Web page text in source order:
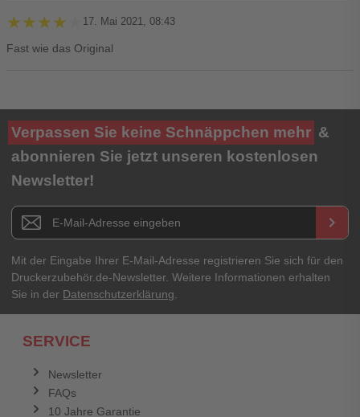
★★★★★
★★★★★ 17. Mai 2021, 08:43
Fast wie das Original
Ihre Bewertung**
★★★★★
Titel**
E-Mail-Adresse
Ihr Passwort
Verpassen Sie keine Schnäppchen mehr &
abonnieren Sie jetzt unseren kostenlosen
Newsletter!
Newsletter E-Mail Adresse keyboard_arrow_right
Mit der Eingabe Ihrer E-Mail-Adresse registrieren Sie sich für den
Druckerzubehör.de-Newsletter. Weitere Informationen erhalten
Sie in der Datenschutzerklärung
SERVICE
Newsletter
FAQs
10 Jahre Garantie